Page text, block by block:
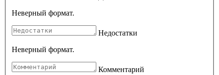
Неверный формат.
Недостатки
Неверный формат.
Комментарий